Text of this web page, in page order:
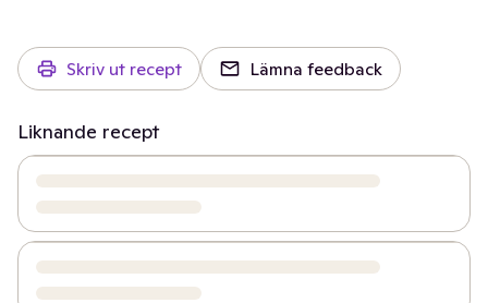
Skriv ut recept Lämna feedback
Liknande recept